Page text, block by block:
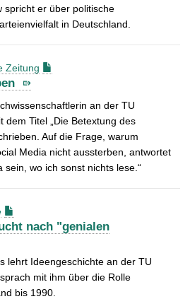
spricht er über politische
in Deutschland.
Zeitung
an der TU
dem Titel „Die Betextung des
Auf die Frage, warum
Media nicht aussterben, antwortet
sein, wo ich sonst nichts lese.“
nach "genialen
lehrt Ideengeschichte an der TU
mit ihm über die Rolle
bis 1990.